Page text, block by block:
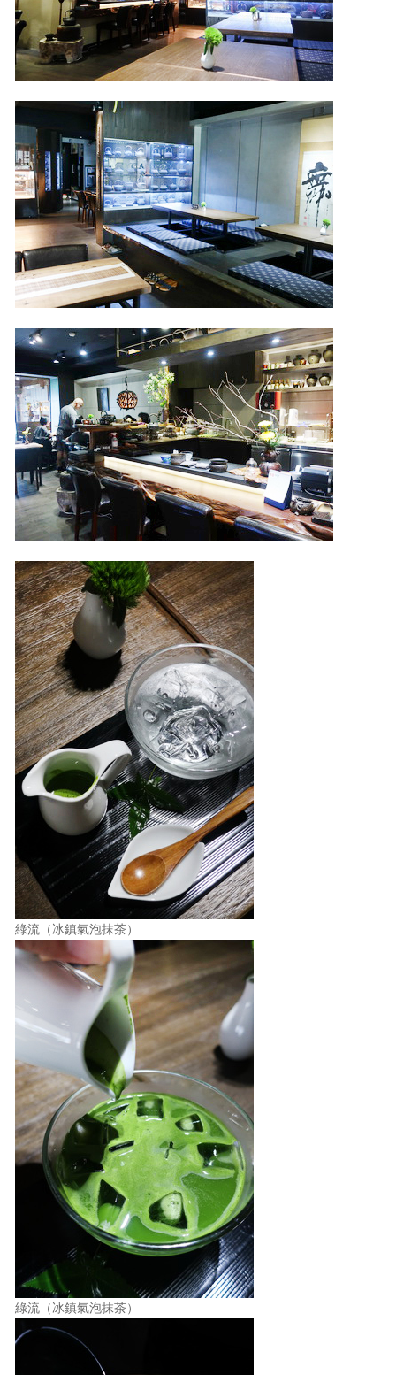
活動實況記錄
媒體報導一覽
合作與代言
訂閱電子報
綠流（冰鎮氣泡抹茶）
綠流（冰鎮氣泡抹茶）